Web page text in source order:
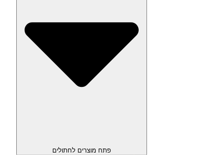
פתח מוצרים לחתולים